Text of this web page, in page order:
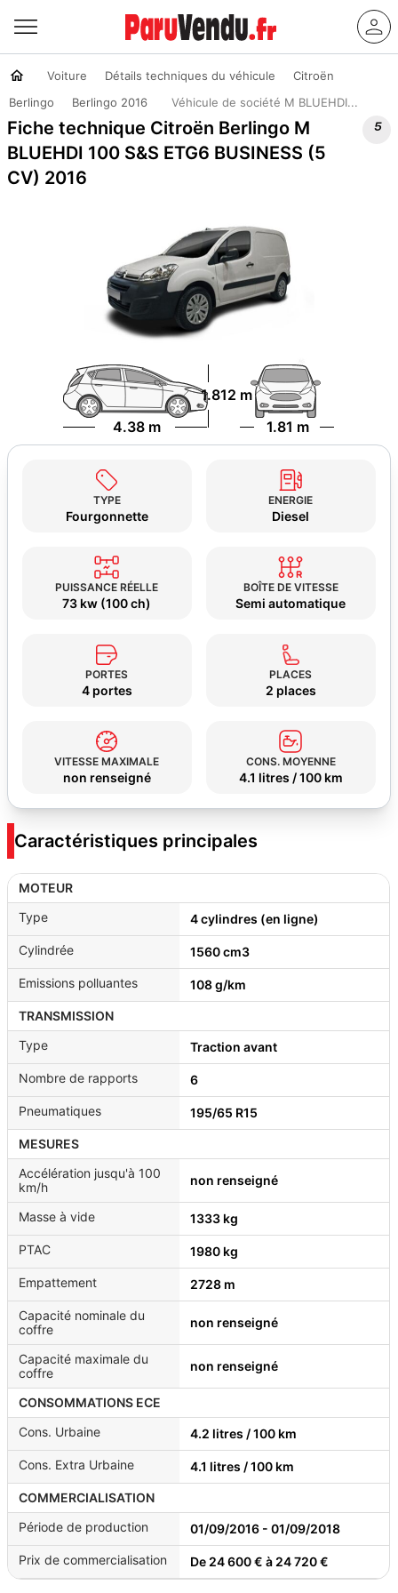
Voiture Détails techniques du véhicule
Citroën
Berlingo
Berlingo 2016 Véhicule de société M BLUEHDI...
Fiche technique Citroën Berlingo M
BLUEHDI 100 S&S ETG6 BUSINESS (5
CV) 2016

4.38 m 1.81 m
1.812 m
TYPE
Fourgonnette
ENERGIE
Diesel
PUISSANCE RÉELLE
73 kw (100 ch)
BOÎTE DE VITESSE
Semi automatique
PORTES
4 portes
PLACES
2 places
VITESSE MAXIMALE
non renseigné
CONS. MOYENNE
4.1 litres / 100 km
Caractéristiques principales
MOTEUR
Type
4 cylindres (en ligne)
Cylindrée 1560 cm3
Emissions polluantes 108 g/km
TRANSMISSION
Type
Traction avant
Nombre de rapports 6
Pneumatiques 195/65 R15
MESURES
Accélération jusqu'à 100
km/h
non renseigné
Masse à vide 1333 kg
PTAC 1980 kg
Empattement 2728 m
Capacité nominale du
coffre
non renseigné
Capacité maximale du
coffre
non renseigné
CONSOMMATIONS ECE
Cons. Urbaine
4.2 litres / 100 km
Cons. Extra Urbaine 4.1 litres / 100 km
COMMERCIALISATION
Période de production
01/09/2016 - 01/09/2018
Prix de commercialisation De 24 600 € à 24 720 €